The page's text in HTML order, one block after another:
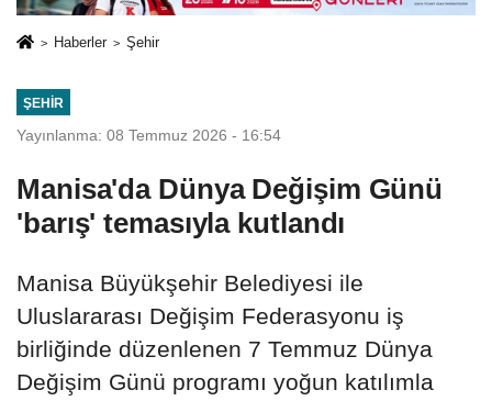
Haberler Şehir
ŞEHIR
Yayınlanma: 08 Temmuz 2026 - 16:54
Manisa'da Dünya Değişim Günü
'barış' temasıyla kutlandı
Manisa Büyükşehir Belediyesi ile
Uluslararası Değişim Federasyonu iş
birliğinde düzenlenen 7 Temmuz Dünya
Değişim Günü programı yoğun katılımla